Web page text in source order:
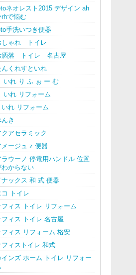
ネオレスト2015 デザイン ah
rhで悩む
手洗いつき便器
しゃれ トイレ
洒落 トイレ 名古屋
んくれすといれ
いれ り ふ ぉ ー む
いれ リフォーム
いれ リフォーム
き
クアセラミック
メージュ z 便器
ラウーノ 停電用ハンドル 位置
わからない
ナックス 和 式 便器
コ トイレ
フィス トイレ リフォーム
フィス トイレ 名古屋
フィス リフォーム 格安
フィストイレ 和式
インズ ホーム トイレ リフォー